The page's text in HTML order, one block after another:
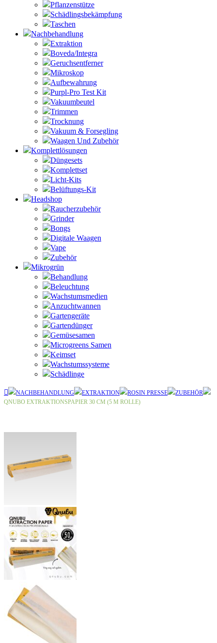
Pflanzenstütze
Schädlingsbekämpfung
Taschen
Nachbehandlung
Extraktion
Boveda/Integra
Geruchsentferner
Mikroskop
Aufbewahrung
Purpl-Pro Test Kit
Vakuumbeutel
Trimmen
Trocknung
Vakuum & Forsegling
Waagen Und Zubehör
Komplettlösungen
Düngesets
Komplettset
Licht-Kits
Belüftungs-Kit
Headshop
Raucherzubehör
Grinder
Bongs
Digitale Waagen
Vape
Zubehör
Mikrogrün
Behandlung
Beleuchtung
Wachstumsmedien
Anzuchtwannen
Gartengeräte
Gartendünger
Gemüsesamen
Microgreens Samen
Keimset
Wachstumssysteme
Schädlinge
NACHBEHANDLUNG EXTRAKTION ROSIN PRESSE
ZUBEHÖR
QNUBO EXTRAKTIONSPAPIER 30 CM (5 M ROLLE)